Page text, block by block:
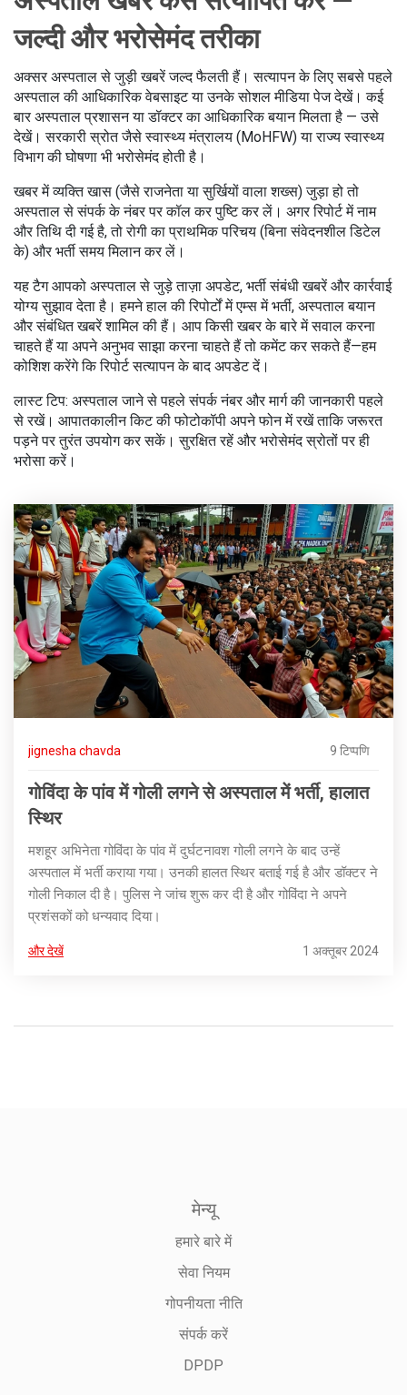
जल्दी और भरोसेमंद तरीका
अक्सर अस्पताल से जुड़ी खबरें जल्द फैलती हैं। सत्यापन के लिए सबसे पहले
अस्पताल की आधिकारिक वेबसाइट या उनके सोशल मीडिया पेज देखें। कई
बार अस्पताल प्रशासन या डॉक्टर का आधिकारिक बयान मिलता है — उसे
देखें। सरकारी स्रोत जैसे स्वास्थ्य मंत्रालय (MoHFW) या राज्य स्वास्थ्य
विभाग की घोषणा भी भरोसेमंद होती है।
खबर में व्यक्ति खास (जैसे राजनेता या सुर्खियों वाला शख्स) जुड़ा हो तो
अस्पताल से संपर्क के नंबर पर कॉल कर पुष्टि कर लें। अगर रिपोर्ट में नाम
और तिथि दी गई है, तो रोगी का प्राथमिक परिचय (बिना संवेदनशील डिटेल
के) और भर्ती समय मिलान कर लें।
यह टैग आपको अस्पताल से जुड़े ताज़ा अपडेट, भर्ती संबंधी खबरें और कार्रवाई
योग्य सुझाव देता है। हमने हाल की रिपोर्टों में एम्स में भर्ती, अस्पताल बयान
और संबंधित खबरें शामिल की हैं। आप किसी खबर के बारे में सवाल करना
चाहते हैं या अपने अनुभव साझा करना चाहते हैं तो कमेंट कर सकते हैं—हम
कोशिश करेंगे कि रिपोर्ट सत्यापन के बाद अपडेट दें।
लास्ट टिप: अस्पताल जाने से पहले संपर्क नंबर और मार्ग की जानकारी पहले
से रखें। आपातकालीन किट की फोटोकॉपी अपने फोन में रखें ताकि जरूरत
पड़ने पर तुरंत उपयोग कर सकें। सुरक्षित रहें और भरोसेमंद स्रोतों पर ही
भरोसा करें।
jignesha chavda 9 टिप्पणि
गोविंदा के पांव में गोली लगने से अस्पताल में भर्ती, हालात
स्थिर
मशहूर अभिनेता गोविंदा के पांव में दुर्घटनावश गोली लगने के बाद उन्हें
अस्पताल में भर्ती कराया गया। उनकी हालत स्थिर बताई गई है और डॉक्टर ने
गोली निकाल दी है। पुलिस ने जांच शुरू कर दी है और गोविंदा ने अपने
प्रशंसकों को धन्यवाद दिया।
और देखें 1 अक्तूबर 2024
मेन्यू
हमारे बारे में
सेवा नियम
गोपनीयता नीति
संपर्क करें
DPDP